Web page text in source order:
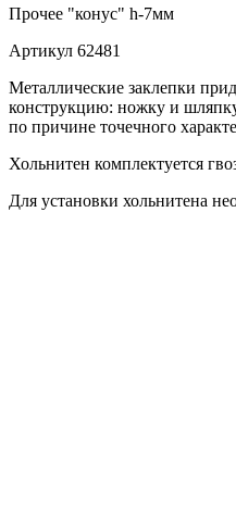
Прочее "конус" h-7мм
Артикул 62481
Металлические заклепки
конструкцию: ножку и
по причине точечного
Хольнитен комплектуется
Для установки хольнитена